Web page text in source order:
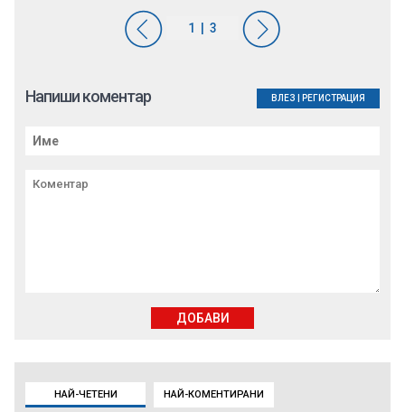
НАЙ-ЧЕТЕНИ НАЙ-КОМЕНТИРАНИ
Напиши коментар ВЛЕЗ РЕГИСТРАЦИЯ
ДОБАВИ